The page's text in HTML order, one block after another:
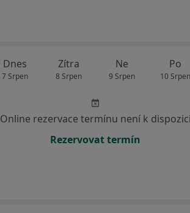
Dnes
7 Srpen
Zítra
8 Srpen
Ne
9 Srpen
Po
10 Srpen
Online rezervace termínu není k dispozici
Rezervovat termín